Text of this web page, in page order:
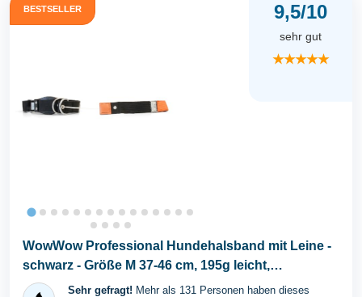
BESTSELLER 9,5/10
sehr gut
★★★★★
WowWow Professional Hundehalsband mit Leine -
schwarz - Größe M 37-46 cm, 195g leicht,
innovatives...Sehr gefragt! Mehr als 131 Personen haben dieses